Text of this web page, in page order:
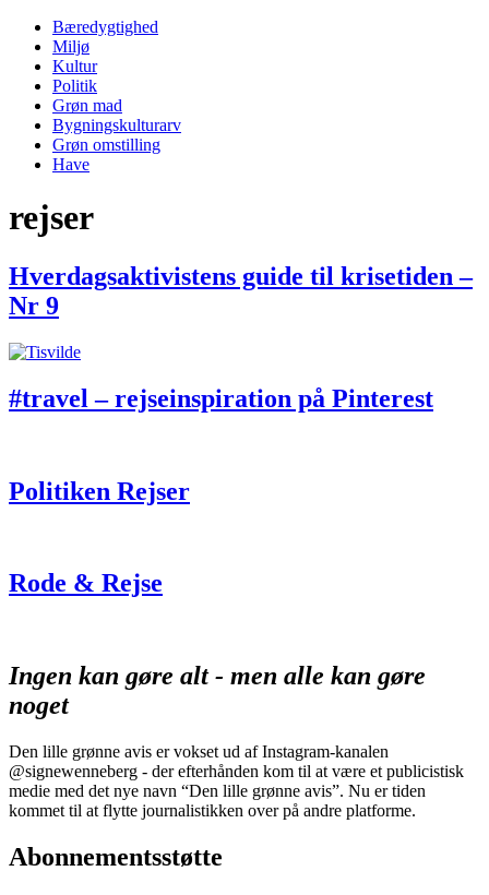
Bæredygtighed
Miljø
Kultur
Politik
Grøn mad
Bygningskulturarv
Grøn omstilling
Have
rejser
Hverdagsaktivistens guide til krisetiden –
Nr 9
#travel – rejseinspiration på Pinterest
Politiken Rejser
Rode & Rejse
Ingen kan gøre alt - men alle kan gøre
noget
Den lille grønne avis er vokset ud af Instagram-kanalen
@signewenneberg - der efterhånden kom til at være et publicistisk
medie med det nye navn “Den lille grønne avis”. Nu er tiden
kommet til at flytte journalistikken over på andre platforme.
Abonnementsstøtte